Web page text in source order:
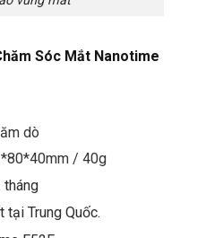
Sóc Mắt Nanotime
dò
/ 40g
tháng
tại Trung Quốc.